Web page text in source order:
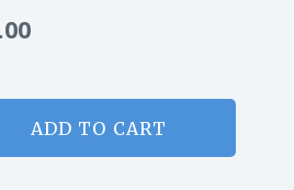
ADD TO CART